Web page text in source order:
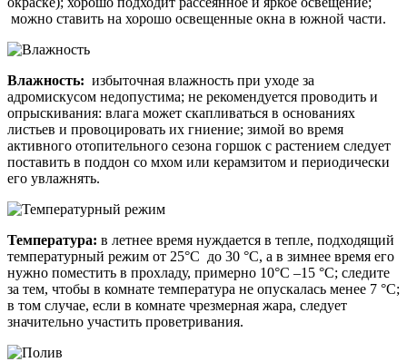
можно ставить на хорошо освещенные окна в южной части.
Влажность: избыточная влажность при уходе за
адромискусом недопустима; не рекомендуется проводить и
опрыскивания: влага может скапливаться в основаниях
листьев и провоцировать их гниение; зимой во время
активного отопительного сезона горшок с растением следует
поставить в поддон со мхом или керамзитом и периодически
его увлажнять.
Температура: в летнее время нуждается в тепле, подходящий
температурный режим от 25°C до 30 °C, а в зимнее время его
нужно поместить в прохладу, примерно 10°C –15 °C; следите
за тем, чтобы в комнате температура не опускалась менее 7 °C;
в том случае, если в комнате чрезмерная жара, следует
значительно участить проветривания.